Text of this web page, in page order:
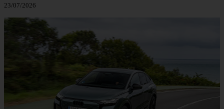
23/07/2026